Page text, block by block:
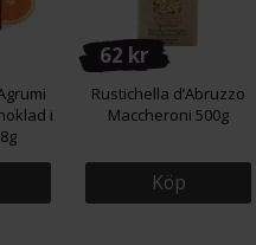
i
62 kr
Rustichella d’Abruzzo
Maccheroni 500g
Köp